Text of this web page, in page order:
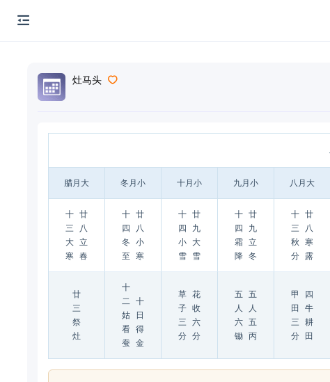
灶马头
腊月大 冬月小 十月小 九月小 八月大
十
三
大
寒
廿
八
立
春
十
四
冬
至
廿
八
小
寒
十
四
小
雪
廿
九
大
雪
十
四
霜
降
廿
九
立
冬
十
三
秋
分
廿
八
寒
露
廿
三
祭
灶
十
二
姑
看
蚕
十
日
得
金
草
子
三
分
花
收
六
分
五
人
六
锄
五
人
五
丙
甲
田
三
分
四
牛
耕
田